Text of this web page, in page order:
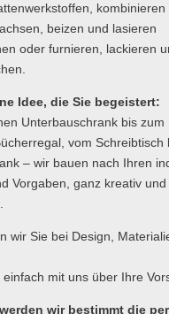
kombinieren
beizen und lasieren
oder furnieren, lackieren
Idee, die Sie begeistert:
Unterbauschrank bis zum
vom Schreibtisch
– wir bauen nach Ihren
Vorgaben, ganz kreativ
wir Sie bei Design,
einfach mit uns über Ihre
wir bestimmt die